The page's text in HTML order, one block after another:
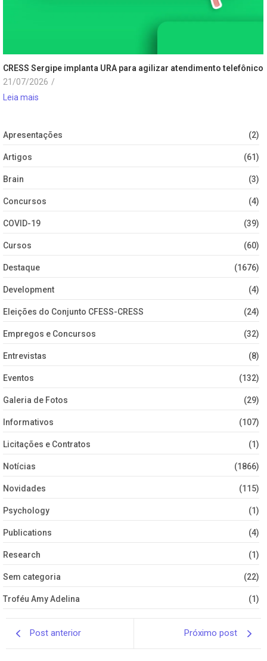
CRESS Sergipe implanta URA para agilizar atendimento telefônico
21/07/2026 /
Leia mais
Apresentações (2)
Artigos (61)
Brain (3)
Concursos (4)
COVID-19 (39)
Cursos (60)
Destaque (1676)
Development (4)
Eleições do Conjunto CFESS-CRESS (24)
Empregos e Concursos (32)
Entrevistas (8)
Eventos (132)
Galeria de Fotos (29)
Informativos (107)
Licitações e Contratos (1)
Notícias (1866)
Novidades (115)
Psychology (1)
Publications (4)
Research (1)
Sem categoria (22)
Troféu Amy Adelina (1)
Post anterior Próximo post